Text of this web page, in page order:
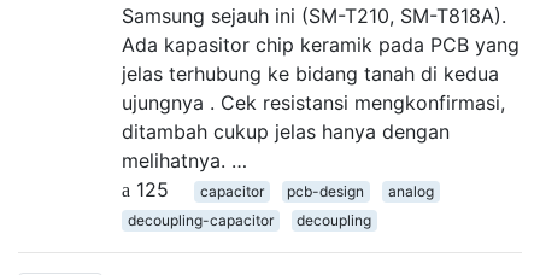
Samsung sejauh ini (SM-T210, SM-T818A).
Ada kapasitor chip keramik pada PCB yang
jelas terhubung ke bidang tanah di kedua
ujungnya . Cek resistansi mengkonfirmasi,
ditambah cukup jelas hanya dengan
melihatnya. …
125
capacitor pcb-design
analog
decoupling-capacitor
decoupling